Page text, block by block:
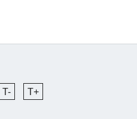
T- T+